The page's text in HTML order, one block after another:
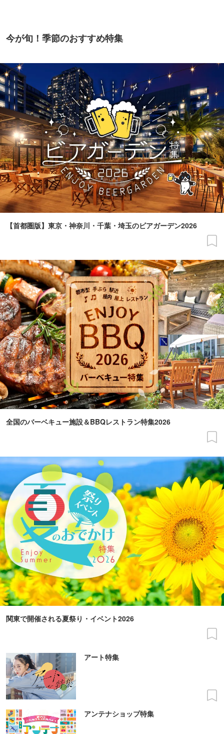
今が旬！季節のおすすめ特集
【首都圏版】東京・神奈川・千葉・埼玉のビアガーデン2026
全国のバーベキュー施設＆BBQレストラン特集2026
関東で開催される夏祭り・イベント2026
アート特集
アンテナショップ特集